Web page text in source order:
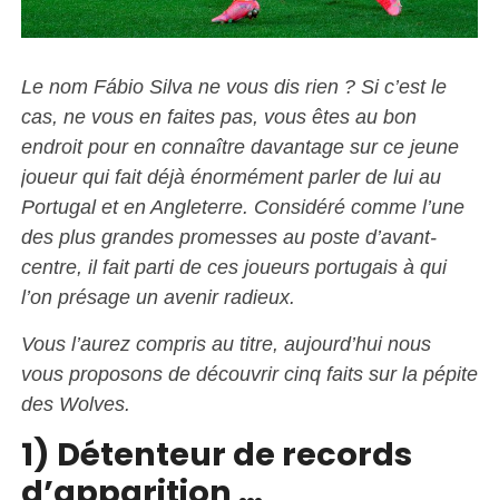
Le nom Fábio Silva ne vous dis rien ? Si c’est le
cas, ne vous en faites pas, vous êtes au bon
endroit pour en connaître davantage sur ce jeune
joueur qui fait déjà énormément parler de lui au
Portugal et en Angleterre. Considéré comme l’une
des plus grandes promesses au poste d’avant-
centre, il fait parti de ces joueurs portugais à qui
l’on présage un avenir radieux.
Vous l’aurez compris au titre, aujourd’hui nous
vous proposons de découvrir cinq faits sur la pépite
des Wolves.
1) Détenteur de records